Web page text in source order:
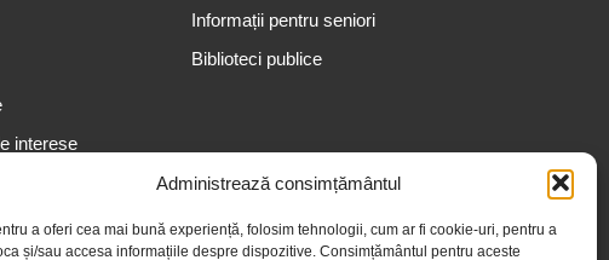
Administrează consimțământul
a oferi cea mai bună experiență, folosim tehnologii, cum ar fi cookie-uri, pentru a
și/sau accesa informațiile despre dispozitive. Consimțământul pentru aceste
interese
Informații pentru seniori
Biblioteci publice